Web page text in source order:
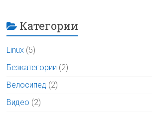
Категории
Linux (5)
Безкатегории (2)
Велосипед (2)
Видео (2)